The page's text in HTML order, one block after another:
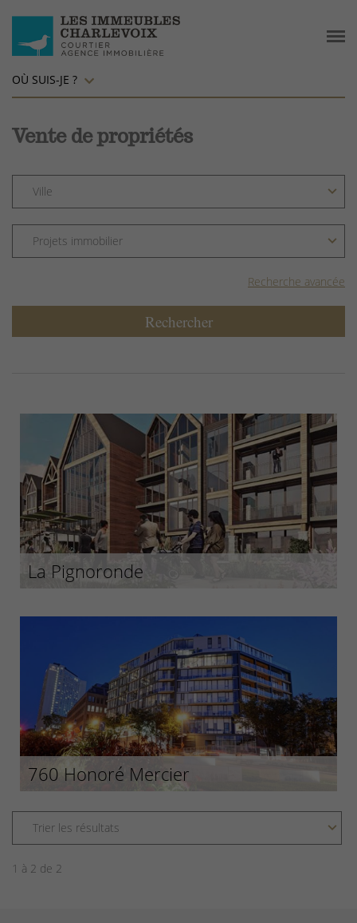
OÙ SUIS-JE ?
Vente de propriétés
Recherche avancée
Rechercher
La Pignoronde
760 Honoré Mercier
1 à 2 de 2